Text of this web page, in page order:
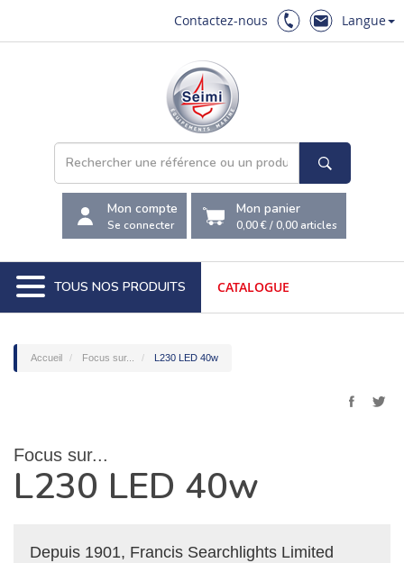
Contactez-nous Langue
Mon compte
Se connecter
Mon panier
0,00 €/0,00 articles
TOUS NOS PRODUITS CATALOGUE
Accueil Focus sur... L230 LED 40w
Focus sur...
L230 LED 40w
Depuis 1901, Francis Searchlights Limited